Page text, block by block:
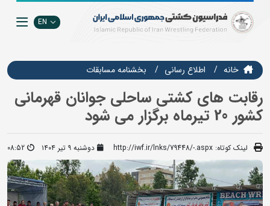
EN
خانه اطلاع رسانی بخشنامه مسابقات
رقابت های کشتی ساحلی جوانان قهرمانی
کشور 20 تیرماه برگزار می شود
لینک کوتاه: http://iwf.ir/lnks/79448/-.aspx دوشنبه ۹ تیر ۱۴۰۴ 08:52